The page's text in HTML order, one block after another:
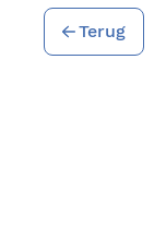
Terug